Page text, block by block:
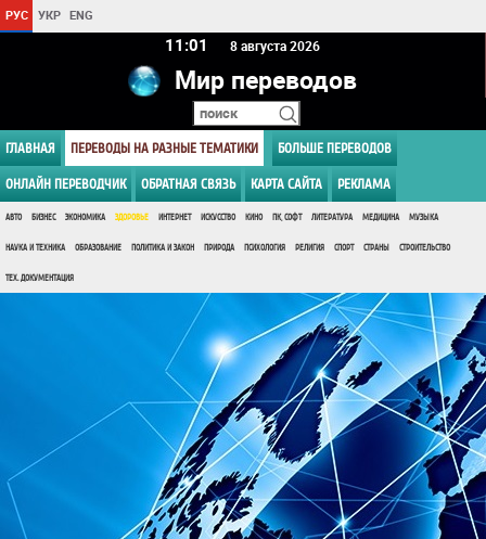
РУС УКР ENG
11:01 8 августа 2026
Мир переводов
ГЛАВНАЯ ПЕРЕВОДЫ НА РАЗНЫЕ ТЕМАТИКИ БОЛЬШЕ ПЕРЕВОДОВ
ОНЛАЙН ПЕРЕВОДЧИК ОБРАТНАЯ СВЯЗЬ КАРТА САЙТА РЕКЛАМА
АВТО БИЗНЕС ЭКОНОМИКА ЗДОРОВЬЕ ИНТЕРНЕТ ИСКУССТВО КИНО ПК, СОФТ ЛИТЕРАТУРА МЕДИЦИНА МУЗЫКА
НАУКА И ТЕХНИКА ОБРАЗОВАНИЕ ПОЛИТИКА И ЗАКОН ПРИРОДА ПСИХОЛОГИЯ РЕЛИГИЯ СПОРТ СТРАНЫ СТРОИТЕЛЬСТВО
ТЕХ. ДОКУМЕНТАЦИЯ